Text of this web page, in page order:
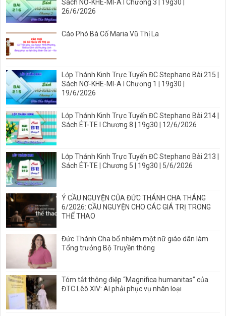
Sách NƠ-KHE-MI-A I Chương 3 | 19g30 |
26/6/2026
Cáo Phó Bà Cố Maria Vũ Thị La
Lớp Thánh Kinh Trực Tuyến ĐC Stephano Bài 215 |
Sách NƠ-KHE-MI-A I Chương 1 | 19g30 |
19/6/2026
Lớp Thánh Kinh Trực Tuyến ĐC Stephano Bài 214 |
Sách ÉT-TE I Chương 8 | 19g30 | 12/6/2026
Lớp Thánh Kinh Trực Tuyến ĐC Stephano Bài 213 |
Sách ÉT-TE | Chương 5 | 19g30 | 5/6/2026
Ý CẦU NGUYỆN CỦA ĐỨC THÁNH CHA THÁNG
6/2026: CẦU NGUYỆN CHO CÁC GIÁ TRỊ TRONG
THỂ THAO
Đức Thánh Cha bổ nhiệm một nữ giáo dân làm
Tổng trưởng Bộ Truyền thông
Tóm tắt thông điệp “Magnifica humanitas” của
ĐTC Lêô XIV: AI phải phục vụ nhân loại